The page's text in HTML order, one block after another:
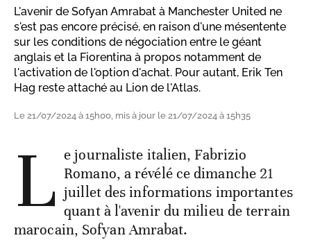
L'avenir de Sofyan Amrabat à Manchester United ne
s'est pas encore précisé, en raison d'une mésentente
sur les conditions de négociation entre le géant
anglais et la Fiorentina à propos notamment de
l'activation de l'option d'achat. Pour autant, Erik Ten
Hag reste attaché au Lion de l'Atlas.
Le 21/07/2024 à 15h00, mis à jour le 21/07/2024 à 15h35
L e journaliste italien, Fabrizio
Romano, a révélé ce dimanche 21
juillet des informations importantes
quant à l'avenir du milieu de terrain
marocain, Sofyan Amrabat.